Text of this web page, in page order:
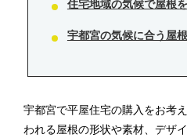
住宅地域の気候で屋根
宇都宮の気候に合う屋
宇都宮で平屋住宅の購入をお考
われる屋根の形状や素材、デザ